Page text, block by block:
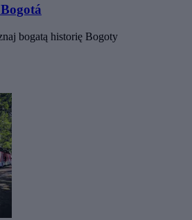
bogatą historię Bogoty